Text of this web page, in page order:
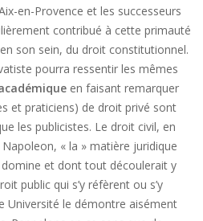
en-Provence et les successeurs
contribué à cette primauté
son sein, du droit constitutionnel.
pourra ressentir les mêmes
en faisant remarquer
et praticiens) de droit privé sont
les publicistes. Le droit civil, en
« la » matière juridique
et dont tout découlerait y
public qui s’y réfèrent ou s’y
Université le démontre aisément